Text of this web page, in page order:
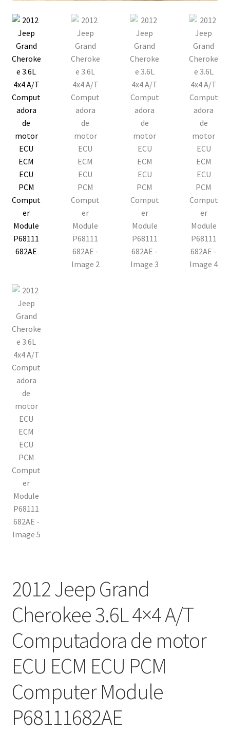
2012 Jeep Grand
Cherokee 3.6L 4×4 A/T
Computadora de motor
ECU ECM ECU PCM
Computer Module
P68111682AE